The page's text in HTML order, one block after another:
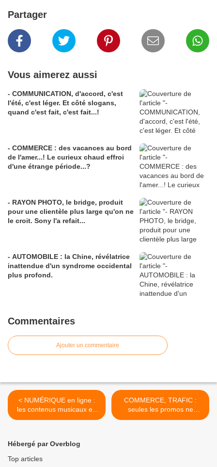
Partager
Vous aimerez aussi
- COMMUNICATION, d'accord, c'est
l'été, c'est léger. Et côté slogans,
quand c'est fait, c'est fait...!
- COMMERCE : des vacances au bord
de l'amer...! Le curieux chaud effroi
d'une étrange période...?
- RAYON PHOTO, le bridge, produit
pour une clientèle plus large qu'on ne
le croit. Sony l'a refait...
- AUTOMOBILE : la Chine, révélatrice
inattendue d'un syndrome occidental
plus profond.
Commentaires
Ajouter un commentaire
< NUMÉRIQUE en ligne :
les contenus musicaux en
passe de dominer tous les
COMMERCE, TRAFIC :
seules les promos ne
suffisent plus. Un air
Hébergé par Overblog
Top articles